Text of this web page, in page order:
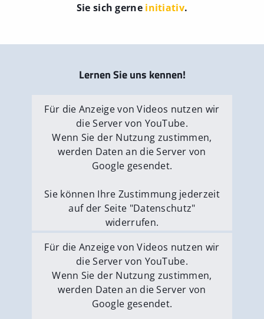
Sie sich gerne initiativ.
Lernen Sie uns kennen!
Für die Anzeige von Videos nutzen wir
die Server von YouTube.
Wenn Sie der Nutzung zustimmen,
werden Daten an die Server von
Google gesendet.
Sie können Ihre Zustimmung jederzeit
auf der Seite "Datenschutz"
widerrufen.
Externe Medien erlauben
Für die Anzeige von Videos nutzen wir
die Server von YouTube.
Wenn Sie der Nutzung zustimmen,
werden Daten an die Server von
Google gesendet.